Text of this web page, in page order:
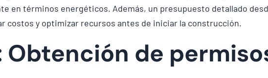
en términos energéticos. Además, un presupuesto detallado
costos y optimizar recursos antes de iniciar la construcción.
Obtención de